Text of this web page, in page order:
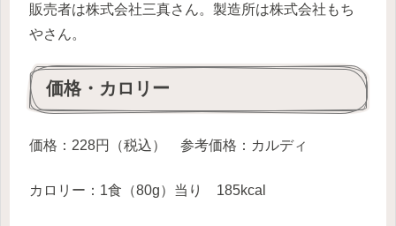
販売者は株式会社三真さん。製造所は株式会社もち
やさん。
価格・カロリー
価格：228円（税込） 参考価格：カルディ
カロリー：1食（80g）当り 185kcal